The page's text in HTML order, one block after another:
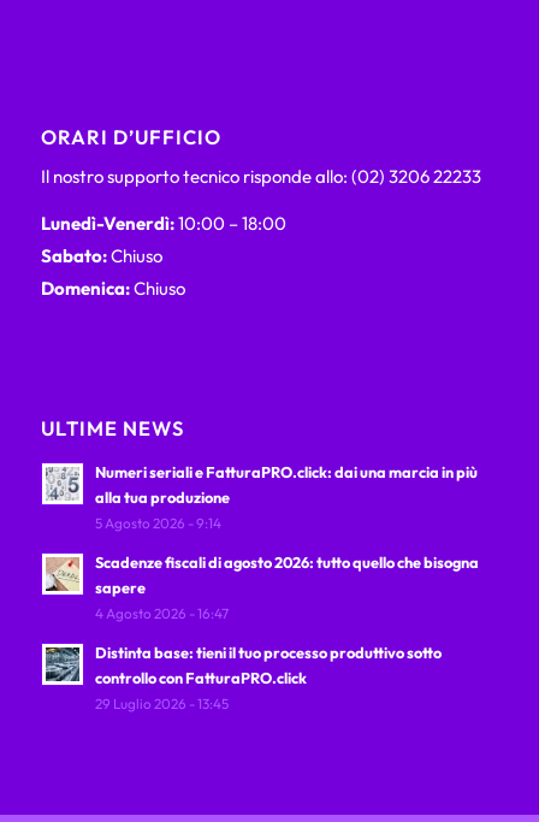
ORARI D’UFFICIO
Il nostro supporto tecnico risponde allo: (02) 3206 22233
Lunedì-Venerdì:10:00 – 18:00
Sabato:Chiuso
Domenica:Chiuso
ULTIME NEWS
Numeri seriali e FatturaPRO.click: dai una marcia in più
alla tua produzione
5 Agosto 2026 - 9:14
Scadenze fiscali di agosto 2026: tutto quello che bisogna
sapere
4 Agosto 2026 - 16:47
Distinta base: tieni il tuo processo produttivo sotto
controllo con FatturaPRO.click
29 Luglio 2026 - 13:45